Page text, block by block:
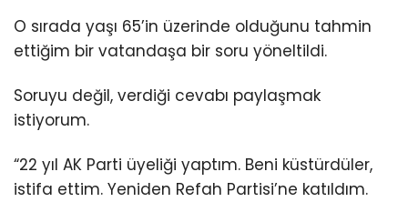
O sırada yaşı 65’in üzerinde olduğunu tahmin
ettiğim bir vatandaşa bir soru yöneltildi.
Soruyu değil, verdiği cevabı paylaşmak
istiyorum.
“22 yıl AK Parti üyeliği yaptım. Beni küstürdüler,
istifa ettim. Yeniden Refah Partisi’ne katıldım.